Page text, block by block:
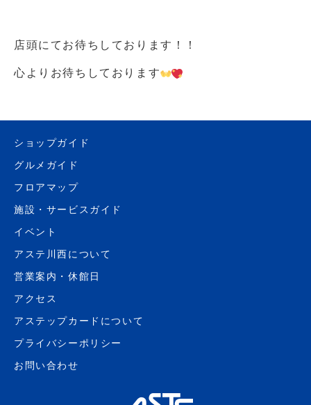
店頭にてお待ちしております！！
心よりお待ちしております
ショップガイド
グルメガイド
フロアマップ
施設・サービスガイド
イベント
アステ川西について
営業案内・休館日
アクセス
アステップカードについて
プライバシーポリシー
お問い合わせ